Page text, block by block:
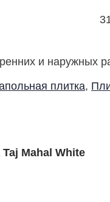
и наружных
плитка,
Mahal White